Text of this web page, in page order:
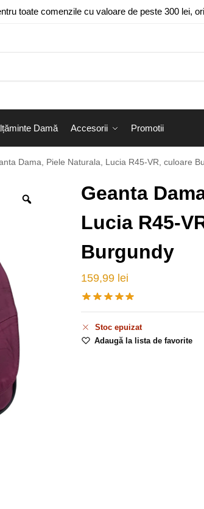
toate comenzile cu valoare de peste 300 lei,
Damă Accesorii Promotii
Dama, Piele Naturala, Lucia R45-VR, culoare
Geanta
Lucia R45-
Burgundy
159,99 lei
Stoc epuizat
Adaugă la lista de favorite